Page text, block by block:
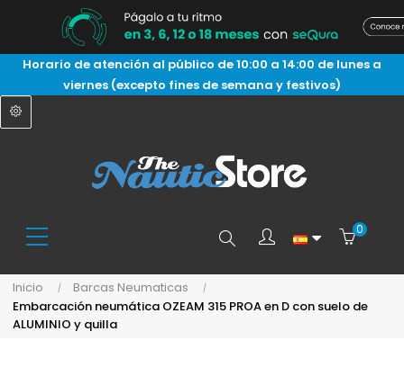
Horario de atención al público de 10:00 a 14:00 de lunes a
viernes (excepto fines de semana y festivos)
Buscar
aquí...
0
Inicio
Barcas Neumaticas
Embarcación neumática OZEAM 315 PROA en D con suelo de
ALUMINIO y quilla